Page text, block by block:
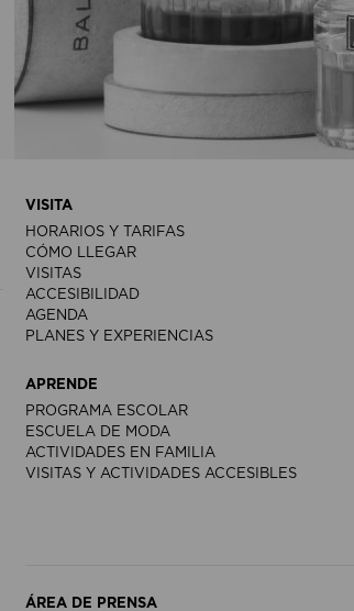
VISITA
HORARIOS Y TARIFAS
CÓMO LLEGAR
VISITAS
ACCESIBILIDAD
AGENDA
PLANES Y EXPERIENCIAS
APRENDE
PROGRAMA ESCOLAR
ESCUELA DE MODA
ACTIVIDADES EN FAMILIA
VISITAS Y ACTIVIDADES ACCESIBLES
ÁREA DE PRENSA